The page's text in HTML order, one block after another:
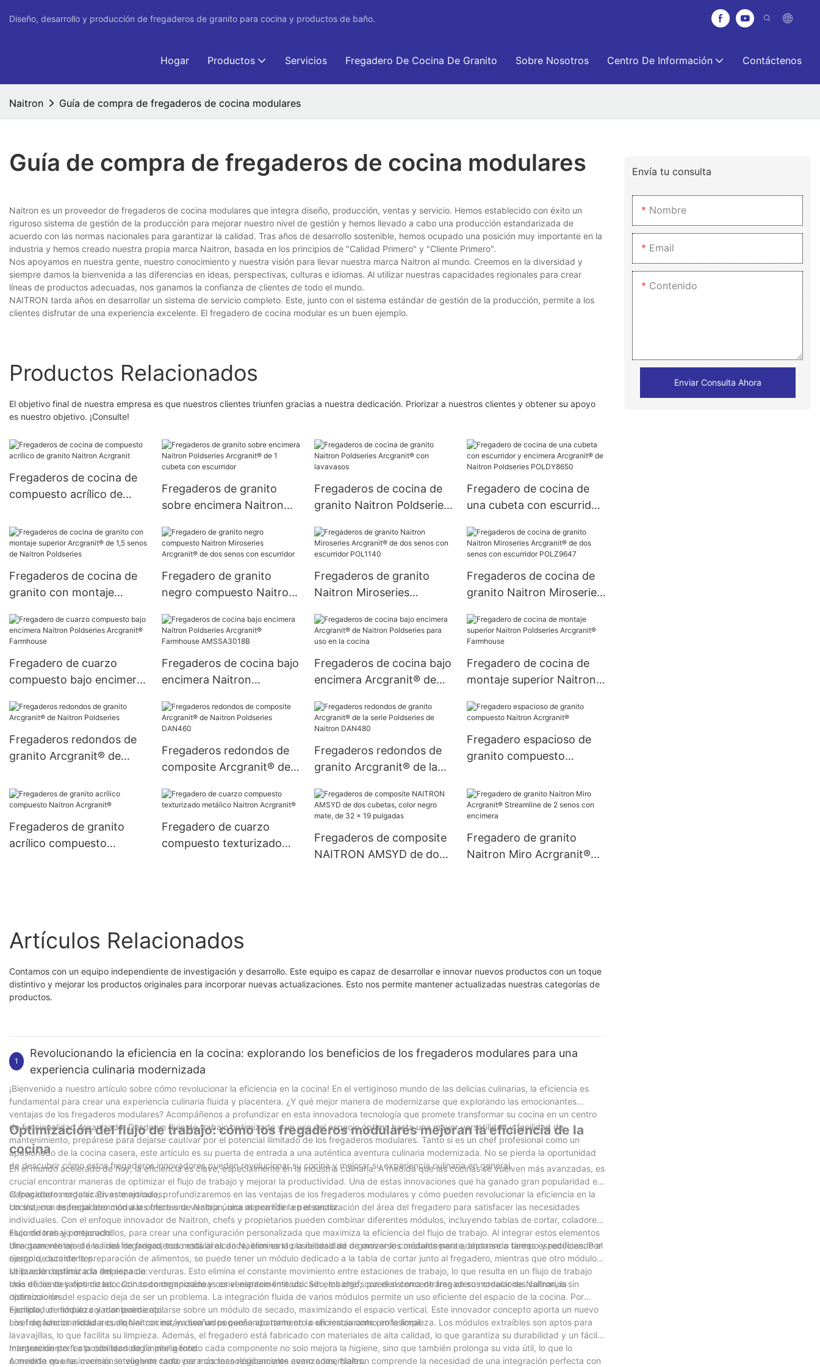
Diseño, desarrollo y producción de fregaderos de granito para cocina y productos de baño.
Hogar Productos Servicios Fregadero De Cocina De Granito Sobre Nosotros Centro De Información Contáctenos
Naitron Guía de compra de fregaderos de cocina modulares
Guía de compra de fregaderos de cocina modulares
Naitron es un proveedor de fregaderos de cocina modulares que integra diseño, producción, ventas y servicio. Hemos establecido con éxito un
riguroso sistema de gestión de la producción para mejorar nuestro nivel de gestión y hemos llevado a cabo una producción estandarizada de
acuerdo con las normas nacionales para garantizar la calidad. Tras años de desarrollo sostenible, hemos ocupado una posición muy importante en la
industria y hemos creado nuestra propia marca Naitron, basada en los principios de "Calidad Primero" y "Cliente Primero".
Nos apoyamos en nuestra gente, nuestro conocimiento y nuestra visión para llevar nuestra marca Naitron al mundo. Creemos en la diversidad y
siempre damos la bienvenida a las diferencias en ideas, perspectivas, culturas e idiomas. Al utilizar nuestras capacidades regionales para crear
líneas de productos adecuadas, nos ganamos la confianza de clientes de todo el mundo.
NAITRON tarda años en desarrollar un sistema de servicio completo. Este, junto con el sistema estándar de gestión de la producción, permite a los
clientes disfrutar de una experiencia excelente. El fregadero de cocina modular es un buen ejemplo.
Productos Relacionados
El objetivo final de nuestra empresa es que nuestros clientes triunfen gracias a nuestra dedicación. Priorizar a nuestros clientes y obtener su apoyo
es nuestro objetivo. ¡Consulte!
Fregaderos de cocina de
compuesto acrílico de
Fregaderos de granito
sobre encimera Naitron
cubeta con escurridor
Fregaderos de cocina de
granito Naitron Poldseries
Fregadero de cocina de
una cubeta con escurridor
Naitron Poldseries
POLDY8650
Fregaderos de cocina de
granito con montaje
senos de Naitron
Poldseries
Fregadero de granito
negro compuesto Naitron
dos senos con escurridor
Fregaderos de granito
Naitron Miroseries
con escurridor POL1140
Fregaderos de cocina de
granito Naitron Miroseries
con escurridor POLZ9647
Fregadero de cuarzo
compuesto bajo encimera
Arcgranit® Farmhouse
Fregaderos de cocina bajo
encimera Naitron
Farmhouse AMSSA3018B
Fregaderos de cocina bajo
encimera Arcgranit® de
uso en la cocina
Fregadero de cocina de
montaje superior Naitron
Farmhouse
Fregaderos redondos de
granito Arcgranit® de
Fregaderos redondos de
composite Arcgranit® de
DAN460
Fregaderos redondos de
granito Arcgranit® de la
DAN480
Fregadero espacioso de
granito compuesto
Fregaderos de granito
acrílico compuesto
Fregadero de cuarzo
compuesto texturizado
Fregaderos de composite
NAITRON AMSYD de dos
Fregadero de granito
Naitron Miro Acrgranit®
Artículos Relacionados
Contamos con un equipo independiente de investigación y desarrollo. Este equipo es capaz de desarrollar e innovar nuevos productos con un toque
distintivo y mejorar los productos originales para incorporar nuevas actualizaciones. Esto nos permite mantener actualizadas nuestras categorías de
productos.
1
Revolucionando la eficiencia en la cocina: explorando los beneficios de los fregaderos modulares para una
experiencia culinaria modernizada
¡Bienvenido a nuestro artículo sobre cómo revolucionar la eficiencia en la cocina! En el vertiginoso mundo de las delicias culinarias, la eficiencia es
fundamental para crear una experiencia culinaria fluida y placentera. ¿Y qué mejor manera de modernizarse que explorando las emocionantes
ventajas de los fregaderos modulares? Acompáñenos a profundizar en esta innovadora tecnología que promete transformar su cocina en un centro
de funcionalidad organizada. Desde un flujo de trabajo optimizado y un uso del espacio óptimo hasta una mayor versatilidad y facilidad de
mantenimiento, prepárese para dejarse cautivar por el potencial ilimitado de los fregaderos modulares. Tanto si es un chef profesional como un
apasionado de la cocina casera, este artículo es su puerta de entrada a una auténtica aventura culinaria modernizada. No se pierda la oportunidad
de descubrir cómo estos fregaderos innovadores pueden revolucionar su cocina y mejorar su experiencia culinaria en general.
Optimización del flujo de trabajo: cómo los fregaderos modulares mejoran la eficiencia de la
cocina
En el mundo acelerado de hoy, la eficiencia es clave, especialmente en la industria culinaria. A medida que las cocinas se vuelven más avanzadas, es
crucial encontrar maneras de optimizar el flujo de trabajo y mejorar la productividad. Una de estas innovaciones que ha ganado gran popularidad es
el fregadero modular. En este artículo, profundizaremos en las ventajas de los fregaderos modulares y cómo pueden revolucionar la eficiencia en la
cocina, con especial atención a las ofertas de Naitron, una marca líder en el sector.
Capacidades organizativas mejoradas:
Un sistema de fregadero modular ofrece una ventaja única al permitir la personalización del área del fregadero para satisfacer las necesidades
individuales. Con el enfoque innovador de Naitron, chefs y propietarios pueden combinar diferentes módulos, incluyendo tablas de cortar, coladores,
escurridores y portacuchillos, para crear una configuración personalizada que maximiza la eficiencia del flujo de trabajo. Al integrar estos elementos
directamente en el área del fregadero, todo está al alcance, eliminando la necesidad de moverse constantemente, ahorrando tiempo y reduciendo el
riesgo de accidentes.
Flujo de trabajo mejorado:
Una gran ventaja de la línea de fregaderos modulares de Naitron es la posibilidad de organizar los módulos para adaptarse a tareas específicas. Por
ejemplo, durante la preparación de alimentos, se puede tener un módulo dedicado a la tabla de cortar junto al fregadero, mientras que otro módulo
se puede destinar a la limpieza de verduras. Esto elimina el constante movimiento entre estaciones de trabajo, lo que resulta en un flujo de trabajo
más eficiente y optimizado. Con todo organizado y convenientemente ubicado, los chefs pueden concentrarse en sus creaciones culinarias sin
distracciones.
Utilización optimizada del espacio:
Uno de los desafíos de las cocinas contemporáneas es el espacio limitado. Sin embargo, con el sistema de fregadero modular de Naitron, la
optimización del espacio deja de ser un problema. La integración fluida de varios módulos permite un uso eficiente del espacio de la cocina. Por
ejemplo, un módulo colador puede apilarse sobre un módulo de secado, maximizando el espacio vertical. Este innovador concepto aporta un nuevo
nivel de funcionalidad a cualquier cocina, ya sea un pequeño apartamento o un restaurante profesional.
Facilidad de limpieza y mantenimiento:
Los fregaderos modulares de Naitron están diseñados pensando tanto en la eficiencia como en la limpieza. Los módulos extraíbles son aptos para
lavavajillas, lo que facilita su limpieza. Además, el fregadero está fabricado con materiales de alta calidad, lo que garantiza su durabilidad y un fácil
mantenimiento. La posibilidad de limpiar a fondo cada componente no solo mejora la higiene, sino que también prolonga su vida útil, lo que lo
convierte en una inversión inteligente tanto para cocinas residenciales como comerciales.
Integración perfecta con tecnología inteligente:
A medida que las cocinas se vuelven cada vez más tecnológicamente avanzadas, Naitron comprende la necesidad de una integración perfecta con
Envía tu consulta
Nombre
Email
Contenido
Enviar Consulta Ahora